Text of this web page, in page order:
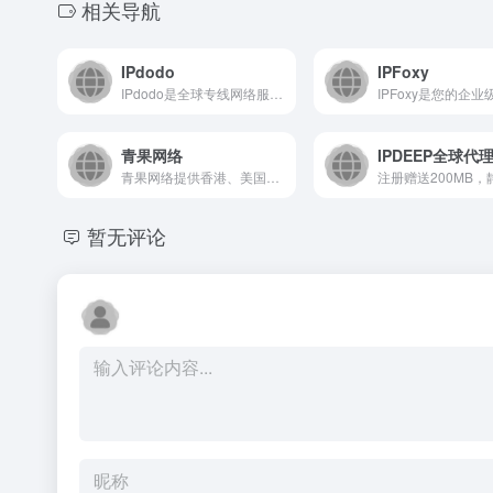
相关导航
IPdodo IPFoxy
青果网络 IPDEEP全球代
暂无评论